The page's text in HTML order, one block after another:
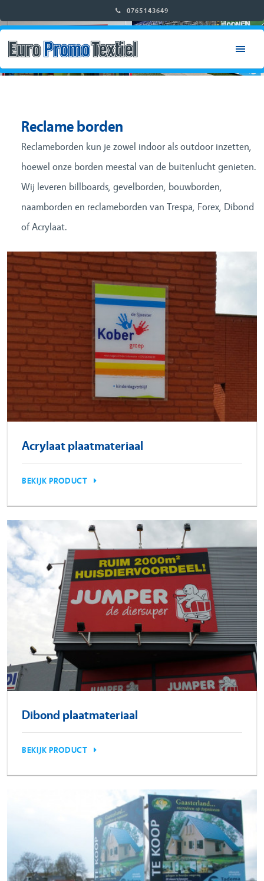
0765143649
Reclame borden
Reclameborden kun je zowel indoor als outdoor inzetten,
hoewel onze borden meestal van de buitenlucht genieten.
Wij leveren billboards, gevelborden, bouwborden,
naamborden en reclameborden van Trespa, Forex, Dibond
of Acrylaat.
Acrylaat plaatmateriaal
BEKIJK PRODUCT
Dibond plaatmateriaal
BEKIJK PRODUCT
RETAIL & WINKELINRICHTING
CITY & EVENT DRESSING
BEURS & STANDBOUW
HOME
OVER ONS
ONZE PRODUCTEN
PROJECTEN
REFERENTIES
NIEUWS
CONTACT